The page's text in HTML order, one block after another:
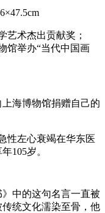
艺术杰出贡献奖；
馆举办“当代中国画
海博物馆捐赠自己的
性左心衰竭在华东医
105岁。
中的这句名言一直被
统文化濡染至骨，他